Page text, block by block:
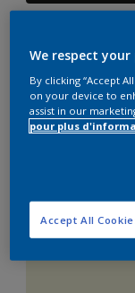
We respect your
By clicking “Accept
on your device to
assist in our
pour plus
Accept All